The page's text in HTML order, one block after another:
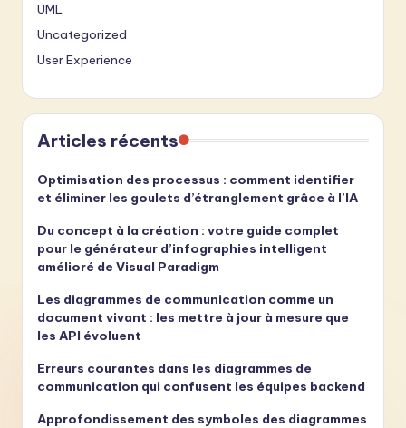
UML
Uncategorized
User Experience
Articles récents
Optimisation des processus : comment identifier
et éliminer les goulets d’étranglement grâce à l’IA
Du concept à la création : votre guide complet
pour le générateur d’infographies intelligent
amélioré de Visual Paradigm
Les diagrammes de communication comme un
document vivant : les mettre à jour à mesure que
les API évoluent
Erreurs courantes dans les diagrammes de
communication qui confusent les équipes backend
Approfondissement des symboles des diagrammes